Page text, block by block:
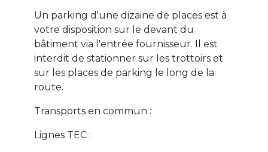
Un parking d'une dizaine de places est à
votre disposition sur le devant du
bâtiment via l'entrée fournisseur. Il est
interdit de stationner sur les trottoirs et
sur les places de parking le long de la
route.
Transports en commun :
Lignes TEC :